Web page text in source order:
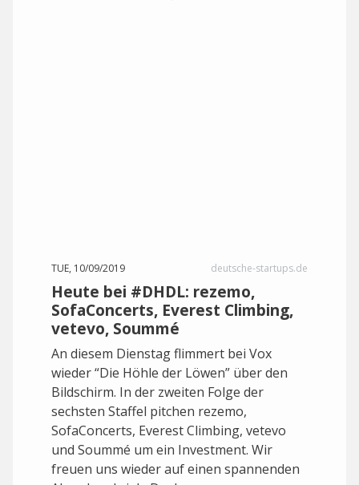
TUE, 10/09/2019 deutsche-startups.de
Heute bei #DHDL: rezemo,
SofaConcerts, Everest Climbing,
vetevo, Soummé
An diesem Dienstag flimmert bei Vox
wieder “Die Höhle der Löwen” über den
Bildschirm. In der zweiten Folge der
sechsten Staffel pitchen rezemo,
SofaConcerts, Everest Climbing, vetevo
und Soummé um ein Investment. Wir
freuen uns wieder auf einen spannenden